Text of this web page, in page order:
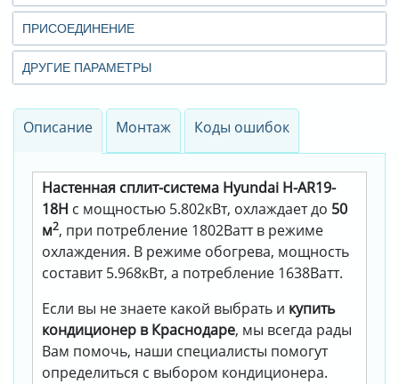
ПРИСОЕДИНЕНИЕ
ДРУГИЕ ПАРАМЕТРЫ
Описание Монтаж Коды ошибок
Настенная сплит-система Hyundai H-AR19-
18H с мощностью 5.802кВт, охлаждает до 50
м2, при потребление 1802Ватт в режиме
охлаждения. В режиме обогрева, мощность
составит 5.968кВт, а потребление 1638Ватт.
Если вы не знаете какой выбрать и купить
кондиционер в Краснодаре, мы всегда рады
Вам помочь, наши специалисты помогут
определиться с выбором кондиционера.